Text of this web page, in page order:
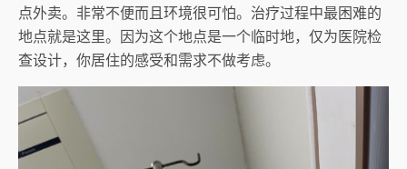
点外卖。非常不便而且环境很可怕。治疗过程中最困难的
地点就是这里。因为这个地点是一个临时地，仅为医院检
查设计，你居住的感受和需求不做考虑。